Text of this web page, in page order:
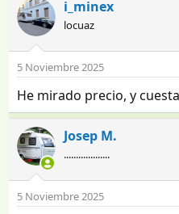
i_minex
locuaz
5 Noviembre 2025
He mirado precio, y
Josep M.
...................
5 Noviembre 2025